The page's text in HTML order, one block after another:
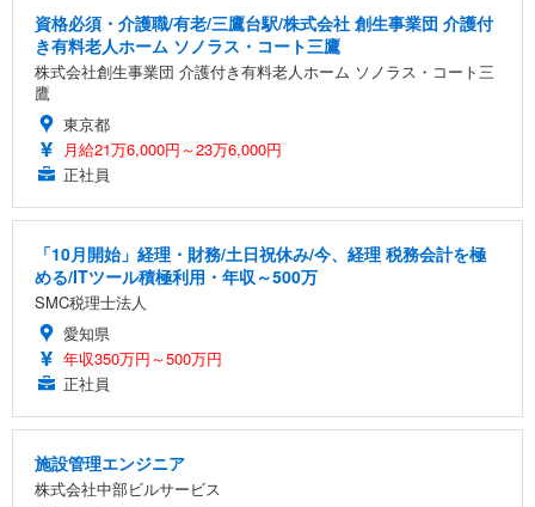
資格必須・介護職/有老/三鷹台駅/株式会社 創生事業団 介護付
き有料老人ホーム ソノラス・コート三鷹
株式会社創生事業団 介護付き有料老人ホーム ソノラス・コート三
鷹
東京都
月給21万6,000円～23万6,000円
正社員
「10月開始」経理・財務/土日祝休み/今、経理 税務会計を極
める/ITツール積極利用・年収～500万
SMC税理士法人
愛知県
年収350万円～500万円
正社員
施設管理エンジニア
株式会社中部ビルサービス